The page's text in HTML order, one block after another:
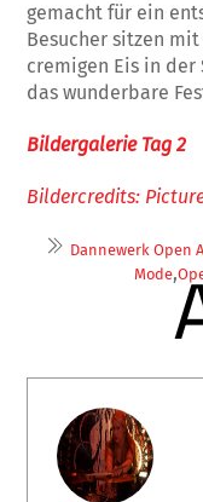
gemacht für ein
Besucher sitzen
cremigen Eis in der
das wunderbare
Bildergalerie Tag 2
Bildercredits:
Dannewerk Open
Mode,